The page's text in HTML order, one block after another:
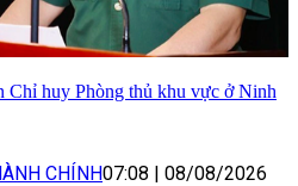
Chỉ huy Phòng thủ khu vực ở Ninh
CHÍNH07:08 | 08/08/2026